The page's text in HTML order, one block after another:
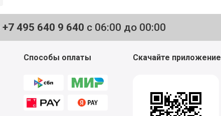
+7 495 640 9 640 с 06:00 до 00:00
Способы оплаты Скачайте приложение